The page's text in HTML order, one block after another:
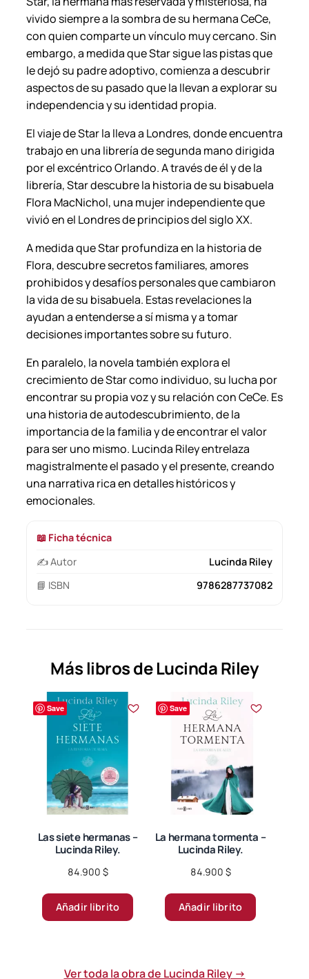
a
n
t
i
d
a
d
vivido siempre a la sombra de su hermana CeCe,
con quien comparte un vínculo muy cercano. Sin
embargo, a medida que Star sigue las pistas que
le dejó su padre adoptivo, comienza a descubrir
aspectos de su pasado que la llevan a explorar su
independencia y su identidad propia.
El viaje de Star la lleva a Londres, donde encuentra
trabajo en una librería de segunda mano dirigida
por el excéntrico Orlando. A través de él y de la
librería, Star descubre la historia de su bisabuela
Flora MacNichol, una mujer independiente que
vivió en el Londres de principios del siglo XX.
A medida que Star profundiza en la historia de
Flora, descubre secretos familiares, amores
prohibidos y desafíos personales que cambiaron
la vida de su bisabuela. Estas revelaciones la
ayudan a entenderse a sí misma y a tomar
decisiones importantes sobre su futuro.
En paralelo, la novela también explora el
crecimiento de Star como individuo, su lucha por
encontrar su propia voz y su relación con CeCe. Es
una historia de autodescubrimiento, de la
importancia de la familia y de encontrar el valor
para ser uno mismo. Lucinda Riley entrelaza
magistralmente el pasado y el presente, creando
una narrativa rica en detalles históricos y
emocionales.
📖 Ficha técnica
✍️ Autor
Lucinda Riley
📘 ISBN
9786287737082
Más libros de Lucinda Riley
Save
Las siete hermanas –
Lucinda Riley.
84.900 $
Añadir librito
Save
La hermana tormenta –
Lucinda Riley.
84.900 $
Añadir librito
Ver toda la obra de Lucinda Riley →